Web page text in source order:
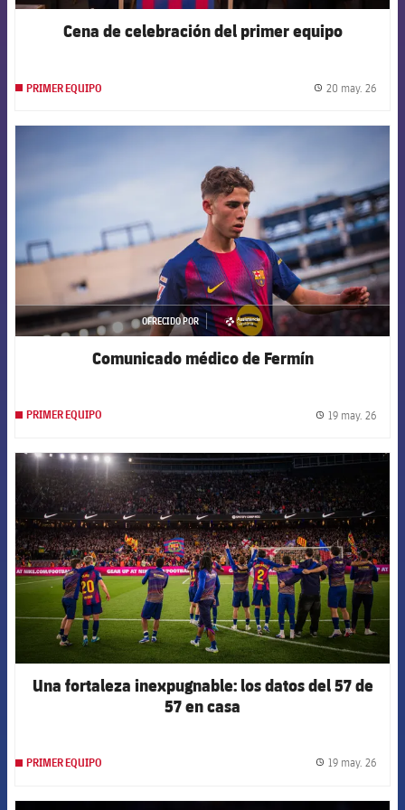
Cena de celebración del primer equipo
PRIMER EQUIPO 20 may. 26
OFRECIDO POR
asistencia
Comunicado médico de Fermín
PRIMER EQUIPO 19 may. 26
FCB Barcelona badge
Una fortaleza inexpugnable: los datos del 57 de
57 en casa
PRIMER EQUIPO 19 may. 26